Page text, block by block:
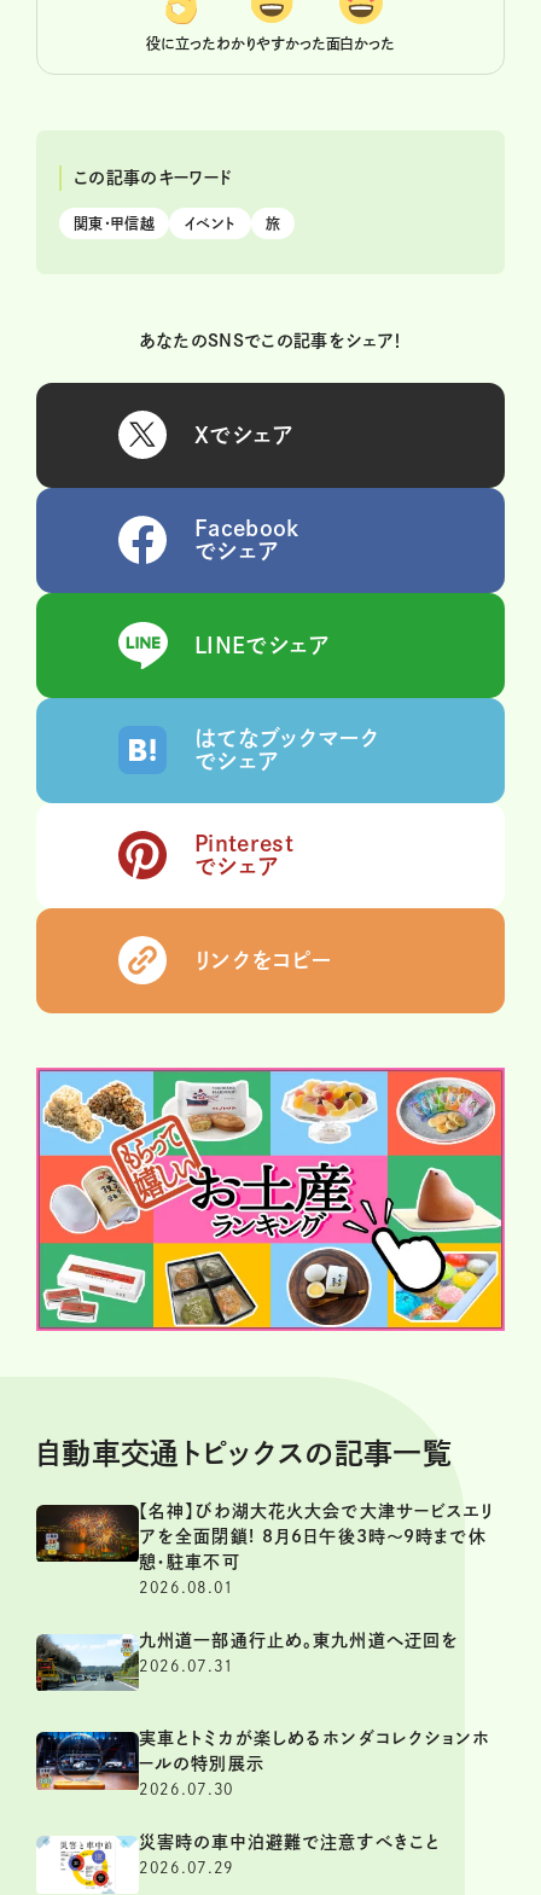
役に立ったわかりやすかった面白かった
この記事のキーワード
関東・甲信越 イベント 旅
あなたのSNSでこの記事をシェア！
Xでシェア
Facebook
でシェア
LINEでシェア
はてなブックマーク
でシェア
Pinterest
でシェア
リンクをコピー
自動車交通トピックスの記事一覧
【名神】びわ湖大花火大会で大津サービスエリ
アを全面閉鎖! 8月6日午後3時～9時まで休
憩・駐車不可
2026.08.01
九州道一部通行止め。東九州道へ迂回を
2026.07.31
実車とトミカが楽しめるホンダコレクションホ
ールの特別展示
2026.07.30
災害時の車中泊避難で注意すべきこと
2026.07.29